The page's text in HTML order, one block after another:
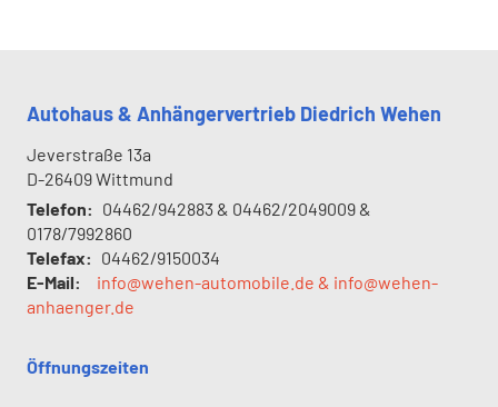
Autohaus & Anhängervertrieb Diedrich Wehen
Jeverstraße 13a
D-26409Wittmund
Telefon: 04462/942883 & 04462/2049009 &
0178/7992860
Telefax: 04462/9150034
E-Mail:
info@wehen-automobile.de & info@wehen-
anhaenger.de
Öffnungszeiten